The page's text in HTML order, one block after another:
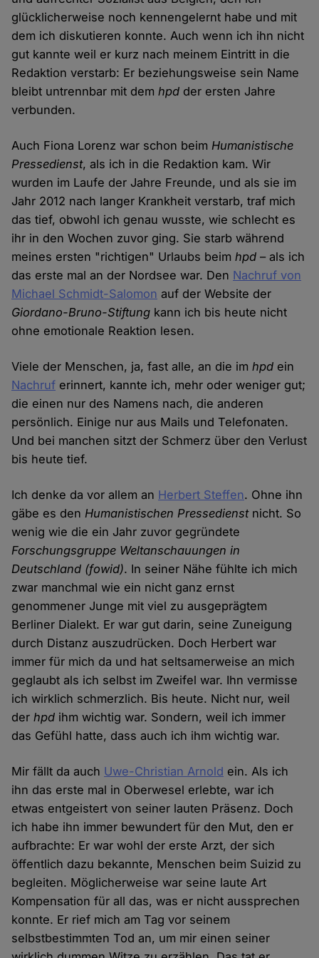
glücklicherweise noch kennengelernt habe und mit
dem ich diskutieren konnte. Auch wenn ich ihn nicht
gut kannte weil er kurz nach meinem Eintritt in die
Redaktion verstarb: Er beziehungsweise sein Name
bleibt untrennbar mit demhpd der ersten Jahre
verbunden.
Auch Fiona Lorenz war schon beim Humanistische
Pressedienst, als ich in die Redaktion kam. Wir
wurden im Laufe der Jahre Freunde, und als sie im
Jahr 2012 nach langer Krankheit verstarb, traf mich
das tief, obwohl ich genau wusste, wie schlecht es
ihr in den Wochen zuvor ging. Sie starb während
meines ersten "richtigen" Urlaubs beimhpd – als ich
das erste mal an der Nordsee war. Den Nachruf von
Michael Schmidt-Salomon auf der Website der
Giordano-Bruno-Stiftung kann ich bis heute nicht
ohne emotionale Reaktion lesen.
Viele der Menschen, ja, fast alle, an die imhpd ein
Nachruf erinnert, kannte ich, mehr oder weniger gut;
die einen nur des Namens nach, die anderen
persönlich. Einige nur aus Mails und Telefonaten.
Und bei manchen sitzt der Schmerz über den Verlust
bis heute tief.
Ich denke da vor allem an Herbert Steffen. Ohne ihn
gäbe es den Humanistischen Pressedienstnicht. So
wenig wie die ein Jahr zuvor gegründete
Forschungsgruppe Weltanschauungen in
Deutschland (fowid). In seiner Nähe fühlte ich mich
zwar manchmal wie ein nicht ganz ernst
genommener Junge mit viel zu ausgeprägtem
Berliner Dialekt. Er war gut darin, seine Zuneigung
durch Distanz auszudrücken. Doch Herbert war
immer für mich da und hat seltsamerweise an mich
geglaubt als ich selbst im Zweifel war. Ihn vermisse
ich wirklich schmerzlich. Bis heute. Nicht nur, weil
derhpd ihm wichtig war. Sondern, weil ich immer
das Gefühl hatte, dass auch ich ihm wichtig war.
Mir fällt da auch Uwe-Christian Arnold ein. Als ich
ihn das erste mal in Oberwesel erlebte, war ich
etwas entgeistert von seiner lauten Präsenz. Doch
ich habe ihn immer bewundert für den Mut, den er
aufbrachte: Er war wohl der erste Arzt, der sich
öffentlich dazu bekannte, Menschen beim Suizid zu
begleiten. Möglicherweise war seine laute Art
Kompensation für all das, was er nicht aussprechen
konnte. Er rief mich am Tag vor seinem
selbstbestimmten Tod an, um mir einen seiner